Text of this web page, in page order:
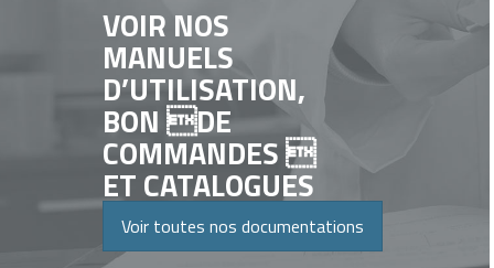
VOIR NOS
MANUELS
D’UTILISATION,
BON DE
COMMANDES 
ET CATALOGUES
Voir toutes nos documentations